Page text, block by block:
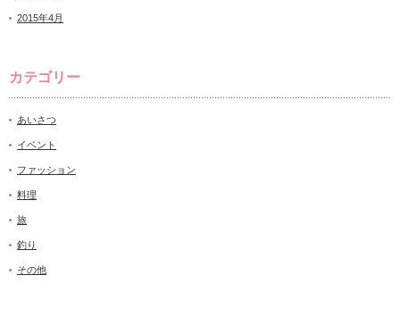
2015年4月
カテゴリー
あいさつ
イベント
ファッション
料理
旅
釣り
その他